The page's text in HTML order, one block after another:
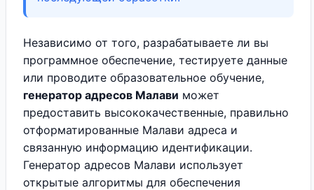
Независимо от того, разрабатываете ли вы
программное обеспечение, тестируете данные
или проводите образовательное обучение,
генератор адресов Малави может
предоставить высококачественные, правильно
отформатированные Малави адреса и
связанную информацию идентификации.
Генератор адресов Малави использует
открытые алгоритмы для обеспечения